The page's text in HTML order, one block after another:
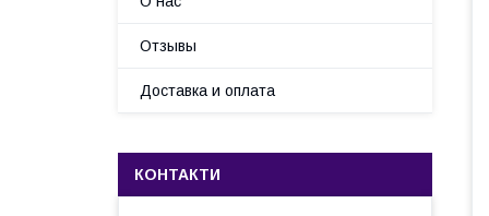
Отзывы
Доставка и оплата
КОНТАКТИ